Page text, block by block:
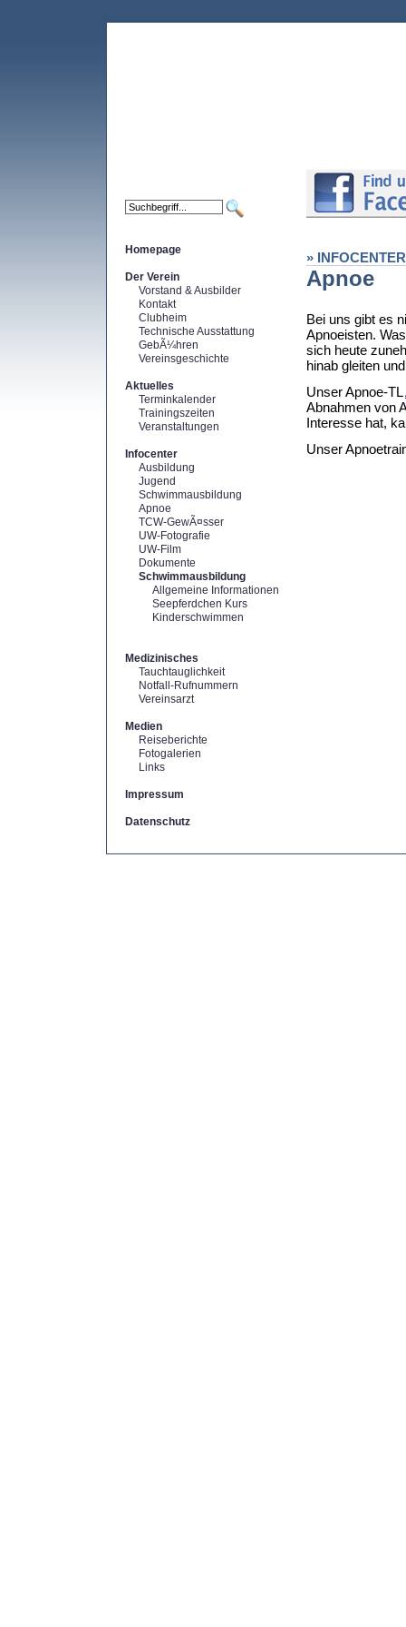
Homepage
Der Verein
Vorstand & Ausbilder
Kontakt
Clubheim
Technische Ausstattung
GebÃ¼hren
Vereinsgeschichte
Aktuelles
Terminkalender
Trainingszeiten
Veranstaltungen
Infocenter
Ausbildung
Jugend
Schwimmausbildung
Apnoe
TCW-GewÃ¤sser
UW-Fotografie
UW-Film
Dokumente
Schwimmausbildung
Allgemeine Informationen
Seepferdchen Kurs
Kinderschwimmen
Medizinisches
Tauchtauglichkeit
Notfall-Rufnummern
Vereinsarzt
Medien
Reiseberichte
Fotogalerien
Links
Impressum
Datenschutz
» INFOCENTER
Apnoe
Bei uns gibt es
Apnoeisten.
sich heute
hinab gleiten
Unser Apnoe-TL
Abnahmen von
Interesse hat,
Unser